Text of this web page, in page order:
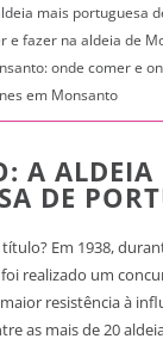
mais portuguesa
e fazer na aldeia de
onde comer e
em Monsanto
A ALDEIA
DE
Em 1938,
realizado um
resistência à
as mais de 20